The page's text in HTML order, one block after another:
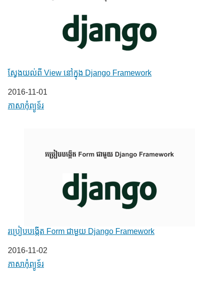
ស្វែងយល់ពី View នៅក្នុង Django Framework
Date
2016-11-01
In relation to
ភាសា​កុំព្យូទ័រ
រប្រៀបបង្កើត Form ជាមួយ Django Framework
Date
2016-11-02
In relation to
ភាសា​កុំព្យូទ័រ